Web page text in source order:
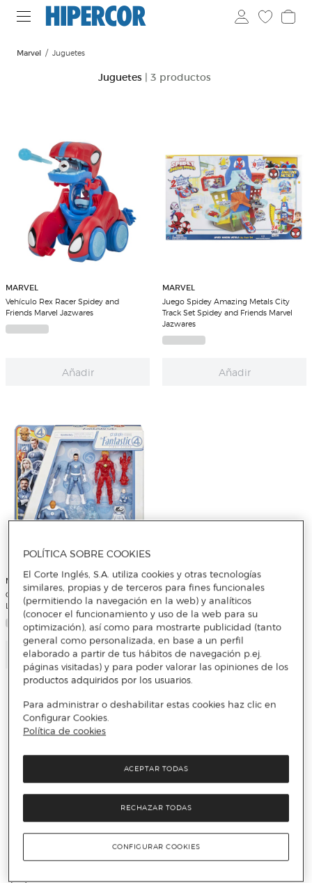
Marvel Juguetes
Juguetes | 3 productos
MARVEL
Vehículo Rex Racer Spidey and
Friends Marvel Jazwares
Añadir
MARVEL
Juego Spidey Amazing Metals City
Track Set Spidey and Friends Marvel
Jazwares
Añadir
MARVEL
Colección 6 Figuras Primera Familia
Los 4 Fantásticos Marvel
Añadir
No te pierdas nada
Accede a promociones exclusivas, descuentos y novedades
ENVIAR
POLÍTICA SOBRE COOKIES
El Corte Inglés, S.A. utiliza cookies y otras tecnologías
similares, propias y de terceros para fines funcionales
(permitiendo la navegación en la web) y analíticos
(conocer el funcionamiento y uso de la web para su
optimización), así como para mostrarte publicidad (tanto
general como personalizada, en base a un perfil
elaborado a partir de tus hábitos de navegación p.ej.
páginas visitadas) y para poder valorar las opiniones de los
productos adquiridos por los usuarios.
Para administrar o deshabilitar estas cookies haz clic en
Configurar Cookies.
Política de cookies
RECHAZAR TODAS
ACEPTAR TODAS
CONFIGURAR COOKIES